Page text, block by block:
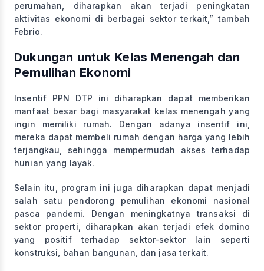
perumahan, diharapkan akan terjadi peningkatan
aktivitas ekonomi di berbagai sektor terkait,” tambah
Febrio.
Dukungan untuk Kelas Menengah dan
Pemulihan Ekonomi
Insentif PPN DTP ini diharapkan dapat memberikan
manfaat besar bagi masyarakat kelas menengah yang
ingin memiliki rumah. Dengan adanya insentif ini,
mereka dapat membeli rumah dengan harga yang lebih
terjangkau, sehingga mempermudah akses terhadap
hunian yang layak.
Selain itu, program ini juga diharapkan dapat menjadi
salah satu pendorong pemulihan ekonomi nasional
pasca pandemi. Dengan meningkatnya transaksi di
sektor properti, diharapkan akan terjadi efek domino
yang positif terhadap sektor-sektor lain seperti
konstruksi, bahan bangunan, dan jasa terkait.